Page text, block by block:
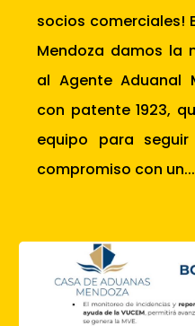
socios comerciales!
Mendoza damos la
al Agente Aduanal
con patente 1923,
equipo para
compromiso con un...